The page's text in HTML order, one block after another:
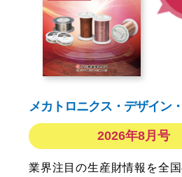
メカトロニクス・デザイン
2026年8月号
業界注目の生産財情報を全